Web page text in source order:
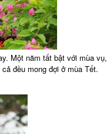
Một năm tất bật với mùa vụ,
đều mong đợi ở mùa Tết.